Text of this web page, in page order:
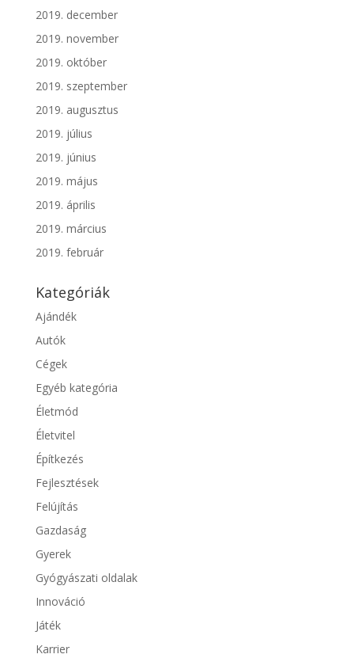
2019. december
2019. november
2019. október
2019. szeptember
2019. augusztus
2019. július
2019. június
2019. május
2019. április
2019. március
2019. február
Kategóriák
Ajándék
Autók
Cégek
Egyéb kategória
Életmód
Életvitel
Építkezés
Fejlesztések
Felújítás
Gazdaság
Gyerek
Gyógyászati oldalak
Innováció
Játék
Karrier